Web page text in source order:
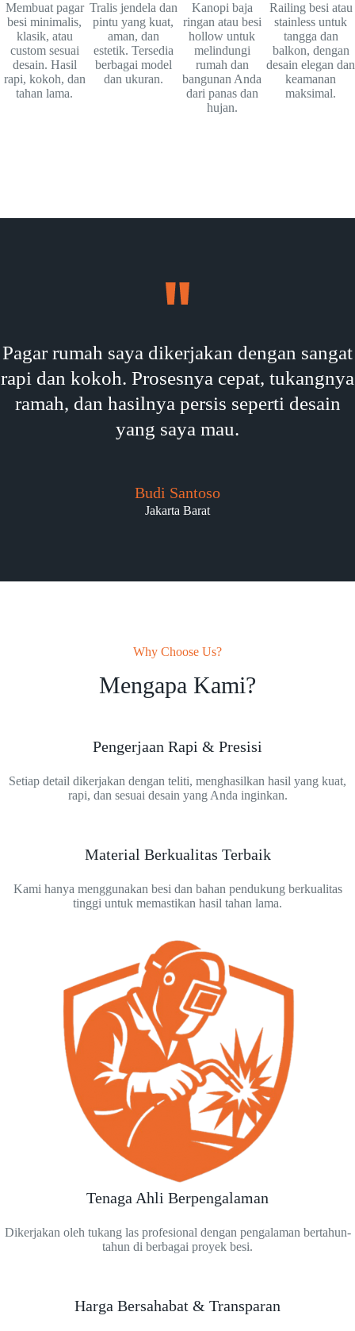
Membuat pagar
besi minimalis,
klasik, atau
custom sesuai
desain. Hasil
rapi, kokoh, dan
tahan lama.
Tralis jendela dan
pintu yang kuat,
aman, dan
estetik. Tersedia
berbagai model
dan ukuran.
Kanopi baja
ringan atau besi
hollow untuk
melindungi
rumah dan
bangunan Anda
dari panas dan
hujan.
Railing besi atau
stainless untuk
tangga dan
balkon, dengan
desain elegan dan
keamanan
maksimal.
Pagar rumah saya dikerjakan dengan sangat
rapi dan kokoh. Prosesnya cepat, tukangnya
ramah, dan hasilnya persis seperti desain
yang saya mau.
Budi Santoso
Jakarta Barat
Why Choose Us?
Mengapa Kami?
Pengerjaan Rapi & Presisi
Setiap detail dikerjakan dengan teliti, menghasilkan hasil yang kuat,
rapi, dan sesuai desain yang Anda inginkan.
Material Berkualitas Terbaik
Kami hanya menggunakan besi dan bahan pendukung berkualitas
tinggi untuk memastikan hasil tahan lama.
Tenaga Ahli Berpengalaman
Dikerjakan oleh tukang las profesional dengan pengalaman bertahun-
tahun di berbagai proyek besi.
Harga Bersahabat & Transparan